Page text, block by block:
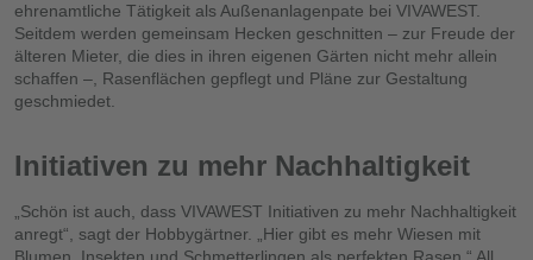
ehrenamtliche Tätigkeit als Außenanlagenpate bei VIVAWEST.
Seitdem werden gemeinsam Hecken geschnitten – zur Freude der
älteren Mieter, die dies in ihren eigenen Gärten nicht mehr allein
schaffen –, Rasenflächen gepflegt und Pläne zur Gestaltung
geschmiedet.
Initiativen zu mehr Nachhaltigkeit
„Schön ist auch, dass VIVAWEST Initiativen zu mehr Nachhaltigkeit
anregt“, sagt der Hobbygärtner. „Hier gibt es mehr Wiesen mit
Blumen, Insekten und Schmetterlingen als perfekten Rasen.“ All